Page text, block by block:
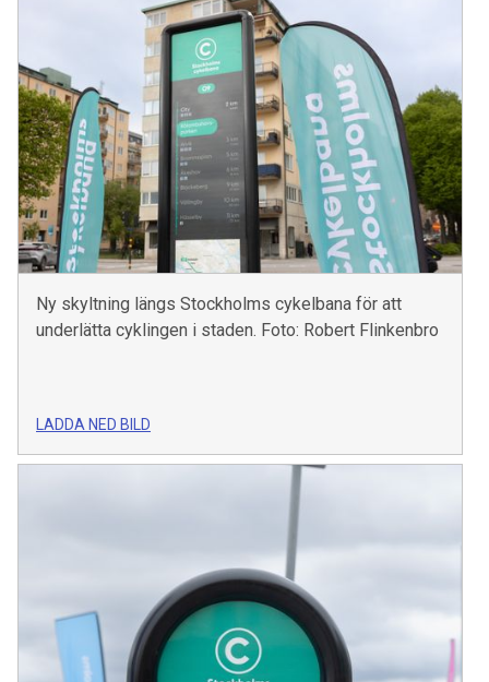
Ny skyltning längs Stockholms cykelbana för att
underlätta cyklingen i staden. Foto: Robert Flinkenbro
LADDA NED BILD